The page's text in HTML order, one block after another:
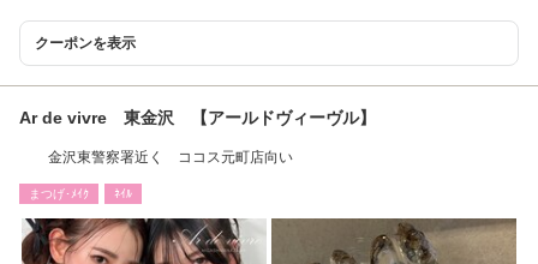
クーポンを表示
Ar de vivre 東金沢 【アールドヴィーヴル】
金沢東警察署近く ココス元町店向い
まつげ･ﾒｲｸ ﾈｲﾙ